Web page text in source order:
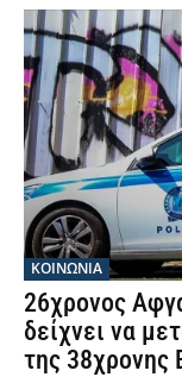
ΚΟΙΝΩΝΙΑ
26χρονος
δείχνει να
της 38χρονης